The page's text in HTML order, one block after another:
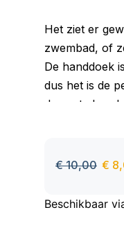
Het ziet er
zwembad, of
De handdoek
dus het is de
droog te
wasbeurten.
€10,00 €
Beschikbaar